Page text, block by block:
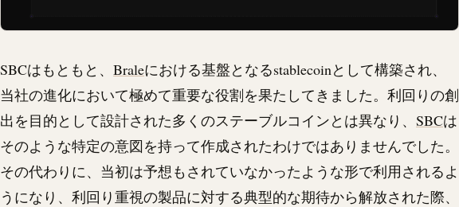
SBCはもともと、 Braleにおける基盤となるstablecoinとして構築され、
当社の進化において極めて重要な役割を果たしてきました。利回りの創
出を目的として設計された多くのステーブルコインとは異なり、 SBCは
そのような特定の意図を持って作成されたわけではありませんでした。
その代わりに、当初は予想もされていなかったような形で利用されるよ
うになり、利回り重視の製品に対する典型的な期待から解放された際、